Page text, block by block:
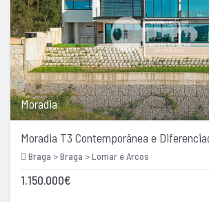
Moradia
Moradia T3 Contemporânea e
Braga > Braga > Lomar e Arcos
1.150.000€